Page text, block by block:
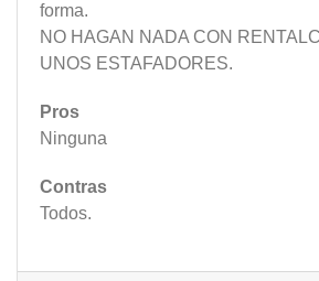
forma.
NO HAGAN NADA CON
UNOS ESTAFADORES.
Pros
Ninguna
Contras
Todos.